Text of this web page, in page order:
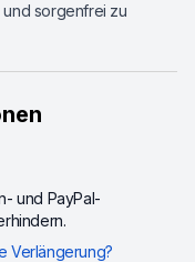
sorgenfrei zu
und PayPal-
Verlängerung?